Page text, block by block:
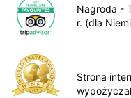
Nagroda -
r. (dla
Strona